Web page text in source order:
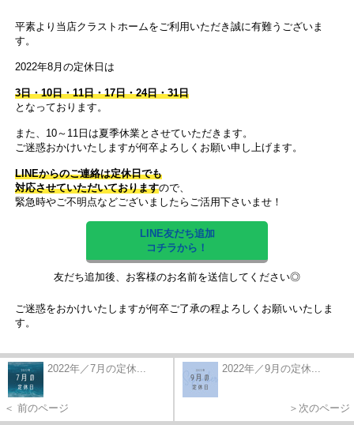
平素より当店クラストホームをご利用いただき誠に有難うございま
す。
2022年8月の定休日は
3日・10日・11日・17日・24日・31日
となっております。
また、10～11日は夏季休業とさせていただきます。
ご迷惑おかけいたしますが何卒よろしくお願い申し上げます。
LINEからのご連絡は定休日でも
対応させていただいておりますので、
緊急時やご不明点などございましたらご活用下さいませ！
LINE友だち追加
コチラから！
友だち追加後、お客様のお名前を送信してください◎
ご迷惑をおかけいたしますが何卒ご了承の程よろしくお願いいたしま
す。
2022年／7月の定休...
＜ 前のページ
2022年／9月の定休...
＞次のページ